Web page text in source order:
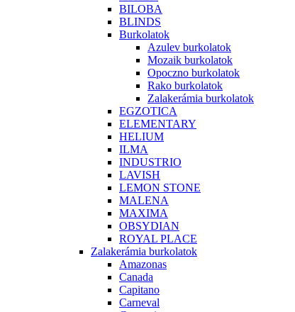
BILOBA
BLINDS
Burkolatok
Azulev burkolatok
Mozaik burkolatok
Opoczno burkolatok
Rako burkolatok
Zalakerámia burkolatok
EGZOTICA
ELEMENTARY
HELIUM
ILMA
INDUSTRIO
LAVISH
LEMON STONE
MALENA
MAXIMA
OBSYDIAN
ROYAL PLACE
Zalakerámia burkolatok
Amazonas
Canada
Capitano
Carneval